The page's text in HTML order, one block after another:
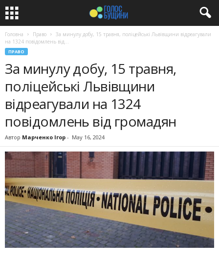
Головна Право
За минулу добу, 15 травня, поліцейські Львівщини відреагували
на 1324 повідомлень від...
ПРАВО
За минулу добу, 15 травня,
поліцейські Львівщини
відреагували на 1324
повідомлень від громадян
Автор Марченко Ігор - May 16, 2024